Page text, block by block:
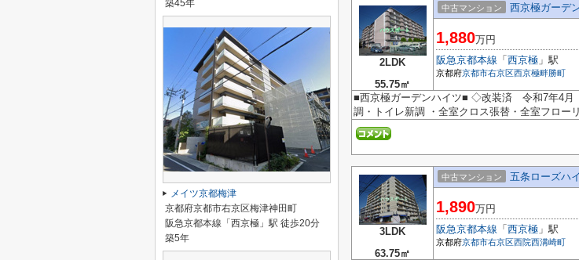
2LDK
55.75㎡
中古マンション 西京極ガーデ
1,880万円
阪急京都本線 「 西京極 」駅
京都府京都市右京区西京極畔勝町
■西京極ガーデンハイツ■ ◇改装済 令和7年4月
調・トイレ新調 ・全室クロス張替・全室フロー
3LDK
63.75㎡
中古マンション 五条ローズハ
1,890万円
阪急京都本線 「 西京極 」駅
京都府京都市右京区西院西溝崎町
築45年
メイツ京都梅津
京都府京都市右京区梅津神田町
阪急京都本線「西京極」駅 徒歩20分
築5年